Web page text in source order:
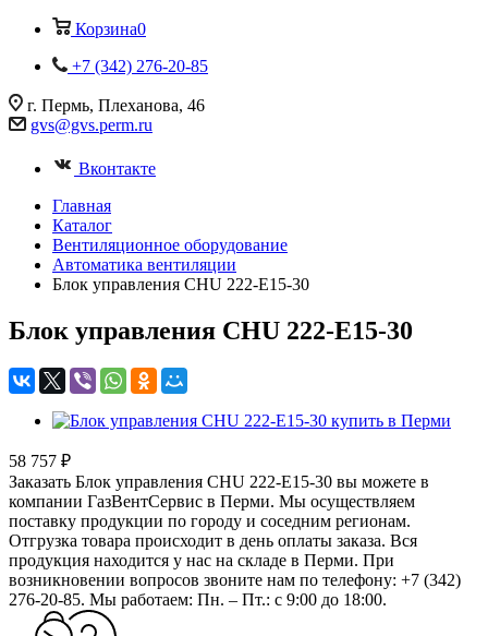
Корзина0
+7 (342) 276-20-85
г. Пермь, Плеханова, 46
gvs@gvs.perm.ru
Вконтакте
Главная
Каталог
Вентиляционное оборудование
Автоматика вентиляции
Блок управления CHU 222-E15-30
Блок управления CHU 222-E15-30
58 757 ₽
Заказать Блок управления CHU 222-E15-30 вы можете в
компании ГазВентСервис в Перми. Мы осуществляем
поставку продукции по городу и соседним регионам.
Отгрузка товара происходит в день оплаты заказа. Вся
продукция находится у нас на складе в Перми. При
возникновении вопросов звоните нам по телефону: +7 (342)
276-20-85. Мы работаем: Пн. – Пт.: с 9:00 до 18:00.